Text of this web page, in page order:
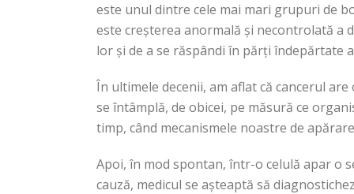
este unul dintre cele mai mari grupuri de
este creșterea anormală și necontrolată a
lor și de a se răspândi în părți îndepărtate
În ultimele decenii, am aflat că cancerul
se întâmplă, de obicei, pe măsură ce
timp, când mecanismele noastre de
Apoi, în mod spontan, într-o celulă apar o
cauză, medicul se așteaptă să